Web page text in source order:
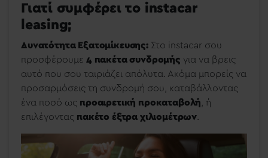
Γιατί συμφέρει το instacar
leasing;
Δυνατότητα Εξατομίκευσης: Στο instacar σου
προσφέρουμε 4 πακέτα συνδρομής για να βρεις
αυτό που σου ταιριάζει απόλυτα. Ακόμα μπορείς να
προσαρμόσεις τη συνδρομή σου, καταβάλλοντας
ένα ποσό ως προαιρετική προκαταβολή , ή
επιλέγοντας πακέτο έξτρα χιλιομέτρων